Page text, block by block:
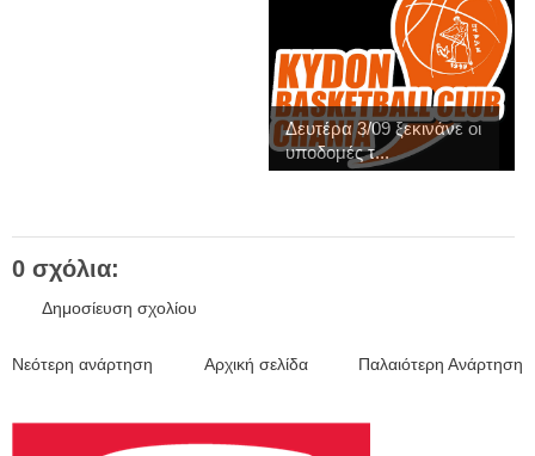
Δευτέρα 3/09 ξεκινάνε οι
υποδομές τ...
0 σχόλια:
Δημοσίευση σχολίου
Νεότερη ανάρτηση Παλαιότερη Ανάρτηση
Αρχική σελίδα